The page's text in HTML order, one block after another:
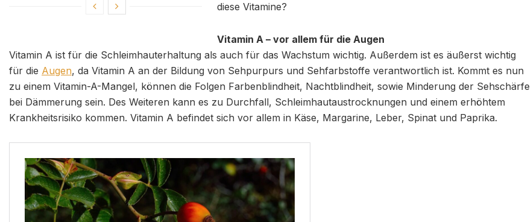
diese Vitamine?
Vitamin A – vor allem für die Augen
Vitamin A ist für die Schleimhauterhaltung als auch für das Wachstum wichtig. Außerdem ist es äußerst wichtig
für die Augen, da Vitamin A an der Bildung von Sehpurpurs und Sehfarbstoffe verantwortlich ist. Kommt es nun
zu einem Vitamin-A-Mangel, können die Folgen Farbenblindheit, Nachtblindheit, sowie Minderung der Sehschärfe
bei Dämmerung sein. Des Weiteren kann es zu Durchfall, Schleimhautaustrocknungen und einem erhöhtem
Krankheitsrisiko kommen. Vitamin A befindet sich vor allem in Käse, Margarine, Leber, Spinat und Paprika.